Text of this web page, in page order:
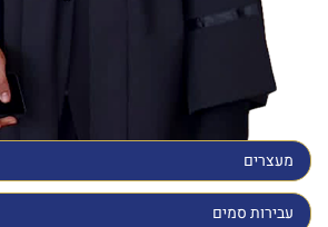
מעצרים
עבירות סמים